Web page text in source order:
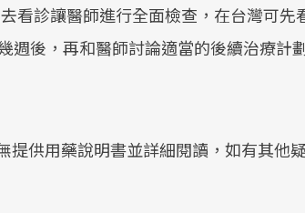
看診讓醫師進行全面檢查，在台灣可先
週後，再和醫師討論適當的後續治療計
提供用藥說明書並詳細閱讀，如有其他